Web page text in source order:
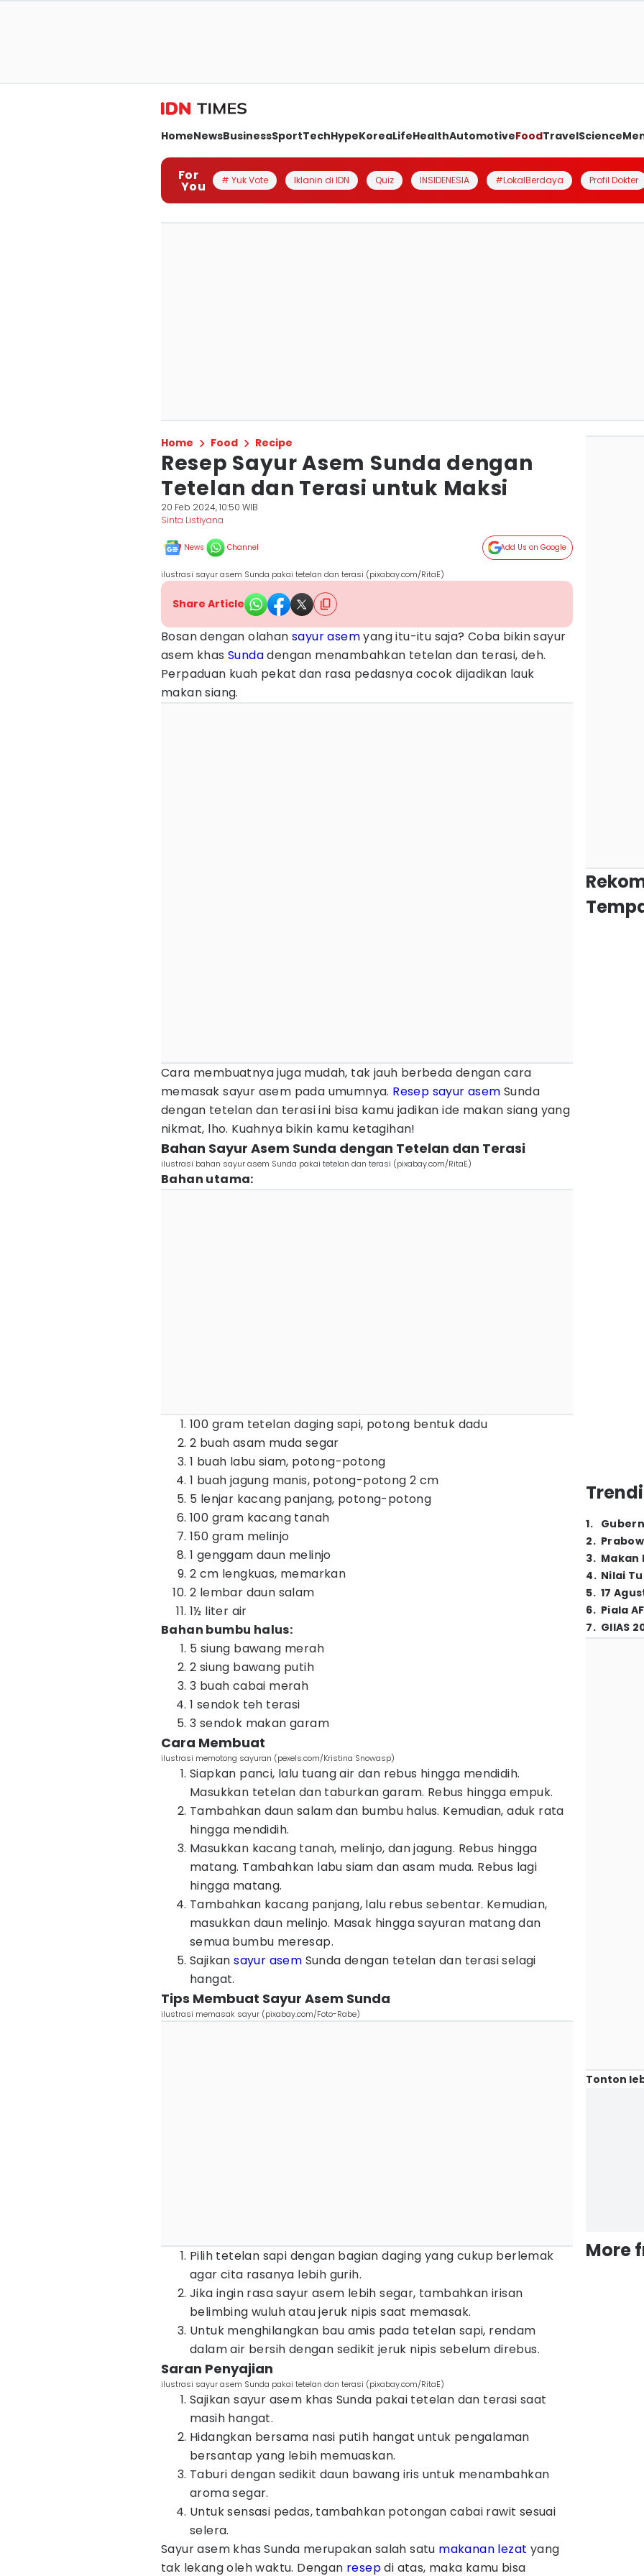
HomeNewsBusinessSportTechHypeKoreaLifeHealthAutomotiveFoodTravelScience
For
You # Yuk Vote Iklanin di IDN Quiz INSIDENESIA #LokalBerdaya Profil Dokter
Home Food Recipe
Resep Sayur Asem Sunda dengan
Tetelan dan Terasi untuk Maksi
20 Feb 2024, 10:50 WIB
Sinta Listiyana
News Channel Add Us on Google
ilustrasi sayur asem Sunda pakai tetelan dan terasi (pixabay.com/RitaE)
Share Article
Bosan dengan olahan sayur asemyang itu-itu saja? Coba bikin sayur
asem khasSundadengan menambahkan tetelan dan terasi, deh.
Perpaduan kuah pekat dan rasa pedasnya cocok dijadikan lauk
makan siang.
Cara membuatnya juga mudah, tak jauh berbeda dengan cara
memasak sayur asem pada umumnya. Resep sayur asem Sunda
dengan tetelan dan terasi ini bisa kamu jadikan ide makan siang yang
nikmat, lho. Kuahnya bikin kamu ketagihan!
Bahan Sayur Asem Sunda dengan Tetelan dan Terasi
ilustrasi bahan sayur asem Sunda pakai tetelan dan terasi (pixabay.com/RitaE)
Bahan utama:
100 gram tetelan daging sapi, potong bentuk dadu
2 buah asam muda segar
1 buah labu siam, potong-potong
1 buah jagung manis, potong-potong 2 cm
5 lenjar kacang panjang, potong-potong
100 gram kacang tanah
150 gram melinjo
1 genggam daun melinjo
2 cm lengkuas, memarkan
2 lembar daun salam
1½ liter air
Bahan bumbu halus:
5 siung bawang merah
2 siung bawang putih
3 buah cabai merah
1 sendok teh terasi
3 sendok makan garam
Cara Membuat
ilustrasi memotong sayuran (pexels.com/Kristina Snowasp)
Siapkan panci, lalu tuang air dan rebus hingga mendidih.
Masukkan tetelan dan taburkan garam. Rebus hingga empuk.
Tambahkan daun salam dan bumbu halus. Kemudian, aduk rata
hingga mendidih.
Masukkan kacang tanah, melinjo, dan jagung. Rebus hingga
matang. Tambahkan labu siam dan asam muda. Rebus lagi
hingga matang.
Tambahkan kacang panjang, lalu rebus sebentar. Kemudian,
masukkan daun melinjo. Masak hingga sayuran matang dan
semua bumbu meresap.
Sajikansayur asem Sunda dengan tetelan dan terasi selagi
hangat.
Tips Membuat Sayur Asem Sunda
ilustrasi memasak sayur (pixabay.com/Foto-Rabe)
Pilih tetelan sapi dengan bagian daging yang cukup berlemak
agar cita rasanya lebih gurih.
Jika ingin rasa sayur asem lebih segar, tambahkan irisan
belimbing wuluh atau jeruk nipis saat memasak.
Untuk menghilangkan bau amis pada tetelan sapi, rendam
dalam air bersih dengan sedikit jeruk nipis sebelum direbus.
Saran Penyajian
ilustrasi sayur asem Sunda pakai tetelan dan terasi (pixabay.com/RitaE)
Sajikan sayur asem khas Sunda pakai tetelan dan terasi saat
masih hangat.
Hidangkan bersama nasi putih hangat untuk pengalaman
bersantap yang lebih memuaskan.
Taburi dengan sedikit daun bawang iris untuk menambahkan
aroma segar.
Untuk sensasi pedas, tambahkan potongan cabai rawit sesuai
selera.
Sayur asem khas Sunda merupakan salah satu makanan lezat yang
tak lekang oleh waktu. Dengan resepdi atas, maka kamu bisa
1.
2.
3. Makan
4. Nilai
5. 17
6. Piala
7. GIIAS
Tonton
More